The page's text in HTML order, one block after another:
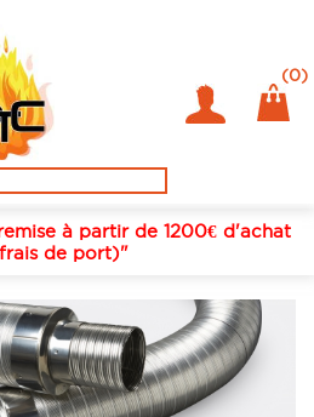
(0)
à partir de 1200€ d'achat
de port)"
de fumées
150 int et 216 ext
150 INT ET 216 EXT COUPE DE